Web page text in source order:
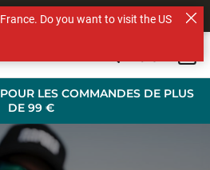
LES COMMANDES DE PLUS
DE 99 €
BRANDS
Do you want to visit the US